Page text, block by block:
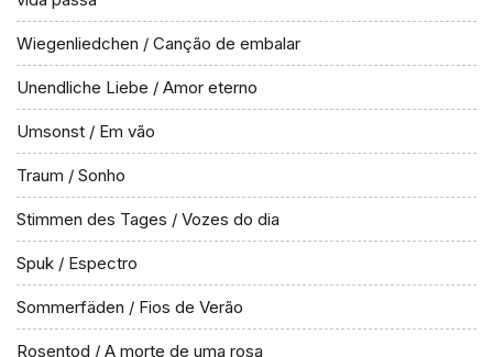
Wiegenliedchen / Canção de embalar
Unendliche Liebe / Amor eterno
Umsonst / Em vão
Traum / Sonho
Stimmen des Tages / Vozes do dia
Spuk / Espectro
Sommerfäden / Fios de Verão
Rosentod / A morte de uma rosa